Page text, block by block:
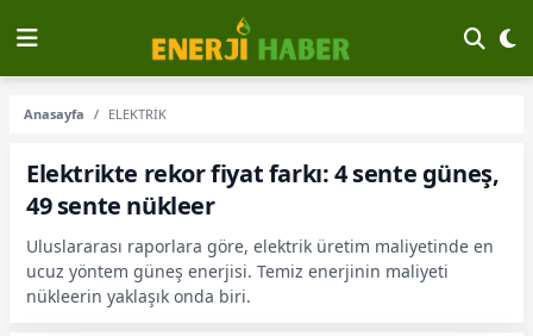
Anasayfa ELEKTRİK
Elektrikte rekor fiyat farkı: 4 sente güneş,
49 sente nükleer
Uluslararası raporlara göre, elektrik üretim maliyetinde en
ucuz yöntem güneş enerjisi. Temiz enerjinin maliyeti
nükleerin yaklaşık onda biri.